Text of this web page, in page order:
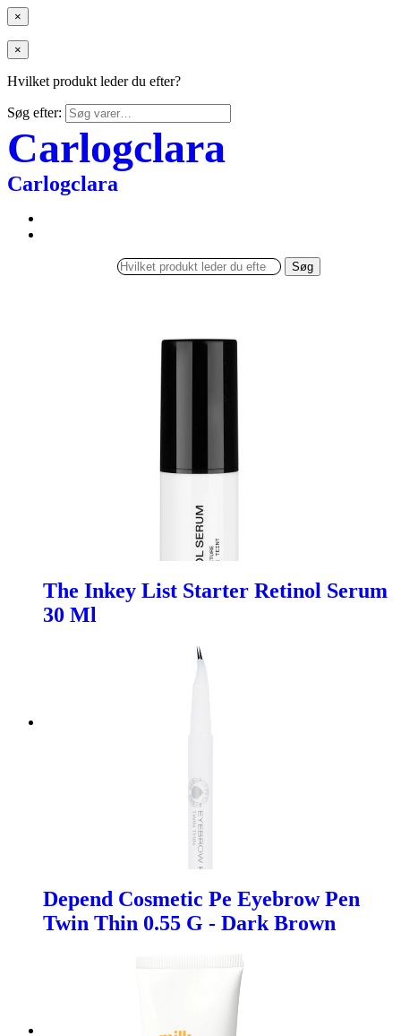
×
×
Hvilket produkt leder du efter?
Søg efter:
Carlogclara
Carlogclara
Søg
The Inkey List Starter Retinol Serum
30 Ml
Depend Cosmetic Pe Eyebrow Pen
Twin Thin 0.55 G - Dark Brown